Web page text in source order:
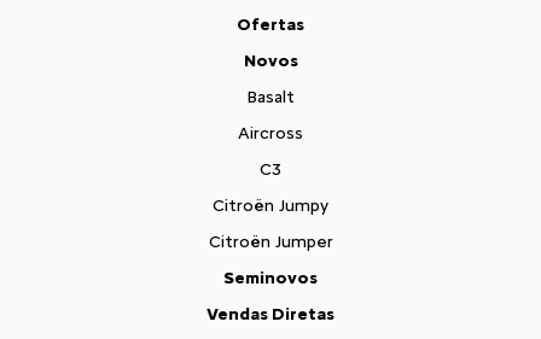
Ofertas
Novos
Basalt
Aircross
C3
Citroën Jumpy
Citroën Jumper
Seminovos
Vendas Diretas